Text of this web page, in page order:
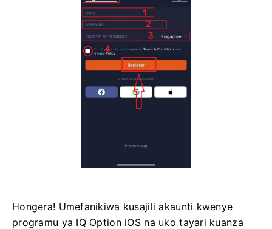
Hongera! Umefanikiwa kusajili akaunti kwenye
programu ya IQ Option iOS na uko tayari kuanza